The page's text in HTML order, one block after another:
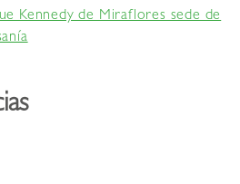
Kennedy de Miraflores sede de